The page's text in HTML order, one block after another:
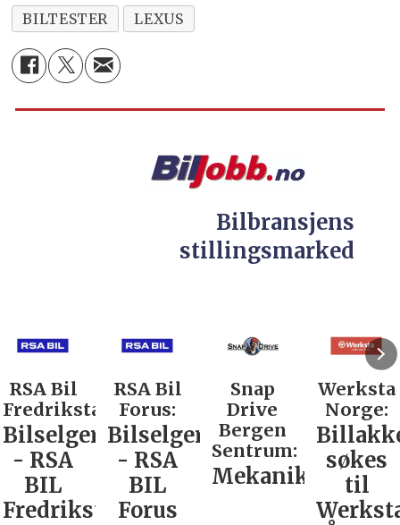
BILTESTER
LEXUS
Bilbransjens
stillingsmarked
RSA Bil
Forus:
Bilselger
- RSA
BIL
Forus
Snap
Drive
Bergen
Sentrum:
Mekaniker
Werksta
Norge:
Billakkerer
søkes
til
Werksta
Co